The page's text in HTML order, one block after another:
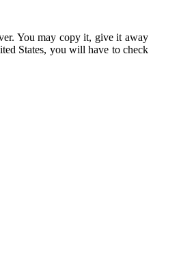
You may copy it, give it away
States, you will have to check